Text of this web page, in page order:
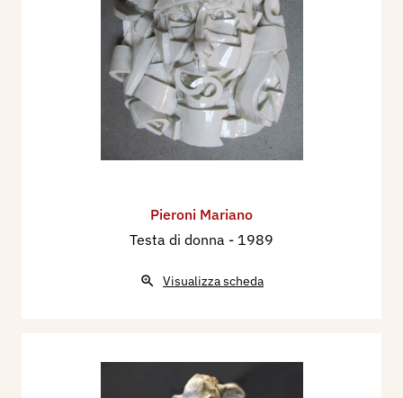
Pieroni Mariano
Testa di donna - 1989
Visualizza scheda